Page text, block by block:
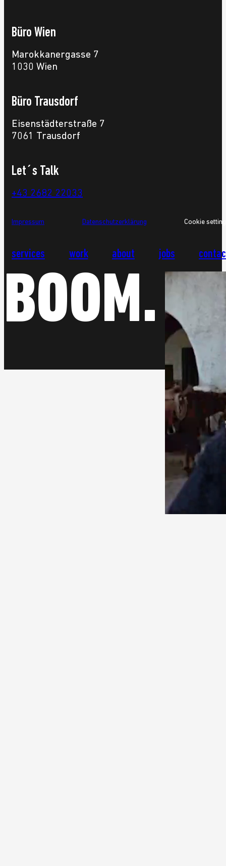
Büro Wien
Marokkanergasse 7
1030 Wien
Büro Trausdorf
Eisenstädterstraße 7
7061 Trausdorf
Let´s Talk
+43 2682 22033
Impressum Datenschutzerklärung Cookie
services work about jobs
BOOM.